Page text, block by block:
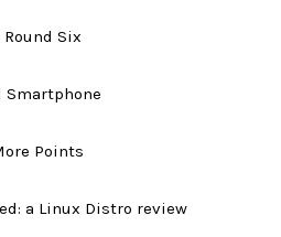
Six
Smartphone
Points
a Linux Distro review